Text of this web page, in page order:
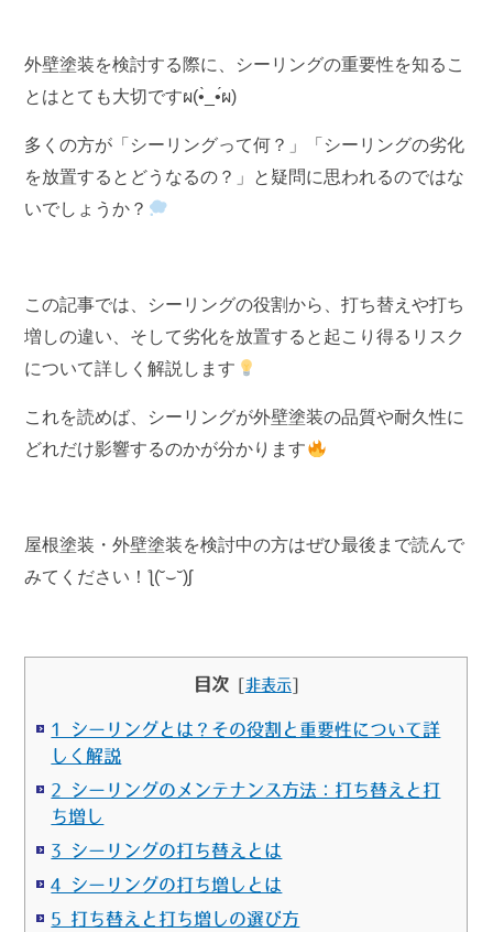
外壁塗装を検討する際に、シーリングの重要性を知るこ
とはとても大切ですผ(•̀_•́ผ)
多くの方が「シーリングって何？」「シーリングの劣化
を放置するとどうなるの？」と疑問に思われるのではな
いでしょうか？
この記事では、シーリングの役割から、打ち替えや打ち
増しの違い、そして劣化を放置すると起こり得るリスク
について詳しく解説します
これを読めば、シーリングが外壁塗装の品質や耐久性に
どれだけ影響するのかが分かります
屋根塗装・外壁塗装を検討中の方はぜひ最後まで読んで
みてください！ƪ(˘⌣˘)ʃ
目次 非表示]
1 シーリングとは？その役割と重要性について詳
しく解説
2 シーリングのメンテナンス方法：打ち替えと打
ち増し
3 シーリングの打ち替えとは
4 シーリングの打ち増しとは
5 打ち替えと打ち増しの選び方